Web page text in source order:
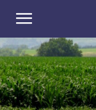
VAKEN.se